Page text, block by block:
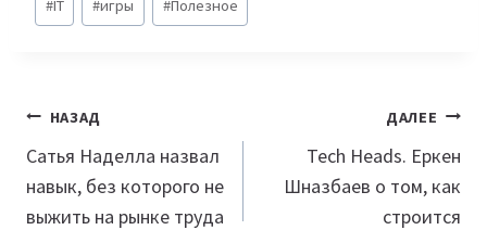
записи:
#IT #игры #Полезное
Навигация
по
записям
НАЗАД
Сатья Наделла назвал
навык, без которого не
выжить на рынке труда
ДАЛЕЕ
Tech Heads. Еркен
Шназбаев о том, как
строится